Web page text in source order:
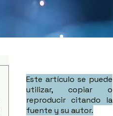
Este artículo se puede
utilizar, copiar o
reproducir citando la
fuente y su autor.